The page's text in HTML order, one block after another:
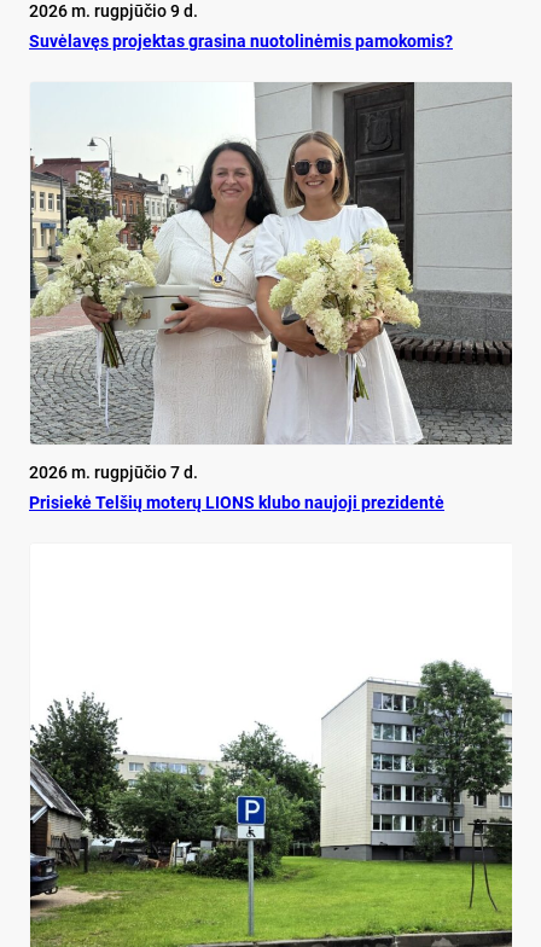
2026 m. rugpjūčio 9 d.
Su­vė­la­vęs pro­jek­tas gra­si­na nuo­to­li­nė­mis pa­mo­ko­mis?
2026 m. rugpjūčio 7 d.
Pri­siekė Tel­šių mo­terų LIONS klu­bo nau­jo­ji pre­zi­dentė